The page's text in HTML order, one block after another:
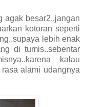
agak besar2..jangan
kotoran seperti
lebih enak
di tumis..sebentar
kalau
alami udangnya